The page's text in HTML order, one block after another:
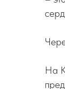
На